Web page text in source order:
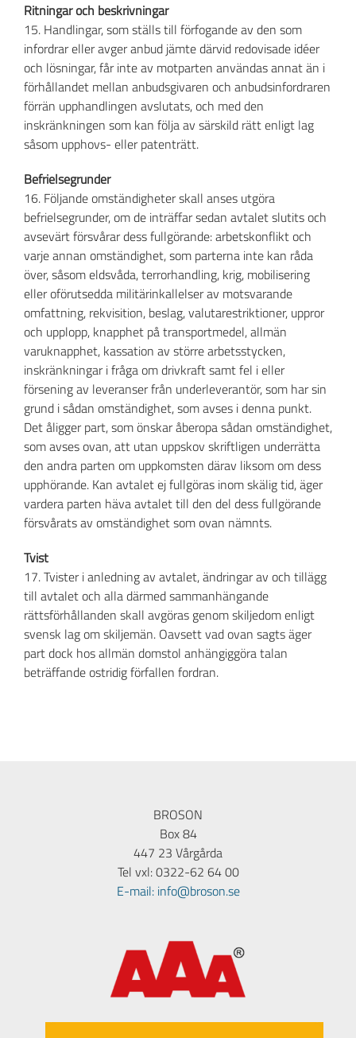
Ritningar och beskrivningar
15. Handlingar, som ställs till förfogande av den som
infordrar eller avger anbud jämte därvid redovisade idéer
och lösningar, får inte av motparten användas annat än i
förhållandet mellan anbudsgivaren och anbudsinfordraren
förrän upphandlingen avslutats, och med den
inskränkningen som kan följa av särskild rätt enligt lag
såsom upphovs- eller patenträtt.
Befrielsegrunder
16. Följande omständigheter skall anses utgöra
befrielsegrunder, om de inträffar sedan avtalet slutits och
avsevärt försvårar dess fullgörande: arbetskonflikt och
varje annan omständighet, som parterna inte kan råda
över, såsom eldsvåda, terrorhandling, krig, mobilisering
eller oförutsedda militärinkallelser av motsvarande
omfattning, rekvisition, beslag, valutarestriktioner, uppror
och upplopp, knapphet på transportmedel, allmän
varuknapphet, kassation av större arbetsstycken,
inskränkningar i fråga om drivkraft samt fel i eller
försening av leveranser från underleverantör, som har sin
grund i sådan omständighet, som avses i denna punkt.
Det åligger part, som önskar åberopa sådan omständighet,
som avses ovan, att utan uppskov skriftligen underrätta
den andra parten om uppkomsten därav liksom om dess
upphörande. Kan avtalet ej fullgöras inom skälig tid, äger
vardera parten häva avtalet till den del dess fullgörande
försvårats av omständighet som ovan nämnts.
Tvist
17. Tvister i anledning av avtalet, ändringar av och tillägg
till avtalet och alla därmed sammanhängande
rättsförhållanden skall avgöras genom skiljedom enligt
svensk lag om skiljemän. Oavsett vad ovan sagts äger
part dock hos allmän domstol anhängiggöra talan
beträffande ostridig förfallen fordran.
BROSON
Box 84
447 23 Vårgårda
Tel vxl: 0322-62 64 00
E-mail: info@broson.se